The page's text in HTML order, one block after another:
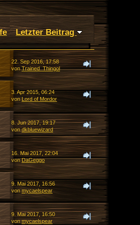
Letzter Beitrag
22. Sep 2016, 17:58
vonTrained_Thingol
3. Apr 2015, 06:24
vonLord of Mordor
8. Jun 2017, 19:17
vondkbluewizard
16. Mai 2017, 22:04
vonDaGeggo
9. Mai 2017, 16:56
von mycaelspear
9. Mai 2017, 16:50
vonmycaelspear